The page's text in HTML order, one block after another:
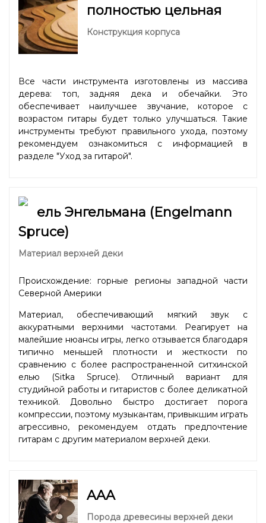
полностью цельная
Конструкция корпуса
Все части инструмента изготовлены из массива
дерева: топ, задняя дека и обечайки. Это
обеспечивает наилучшее звучание, которое с
возрастом гитары будет только улучшаться. Такие
инструменты требуют правильного ухода, поэтому
рекомендуем ознакомиться с информацией в
разделе "Уход за гитарой".
ель Энгельмана (Engelmann
Spruce)
Материал верхней деки
Происхождение: горные регионы западной части
Северной Америки
Материал, обеспечивающий мягкий звук с
аккуратными верхними частотами. Реагирует на
малейшие нюансы игры, легко отзывается благодаря
типично меньшей плотности и жесткости по
сравнению с более распространенной ситхинской
елью (Sitka Spruce). Отличный вариант для
студийной работы и гитаристов с более деликатной
техникой. Довольно быстро достигает порога
компрессии, поэтому музыкантам, привыкшим играть
агрессивно, рекомендуем отдать предпочтение
гитарам с другим материалом верхней деки.
AAA
Порода древесины верхней деки